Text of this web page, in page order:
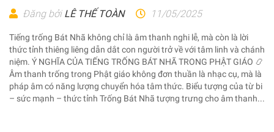
Đăng bởi LÊ THẾ TOÀN 11/05/2025
Tiếng trống Bát Nhã không chỉ là âm thanh nghi lễ, mà còn là lời
thức tỉnh thiêng liêng dẫn dắt con người trở về với tâm linh và chánh
niệm. Ý NGHĨA CỦA TIẾNG TRỐNG BÁT NHÃ TRONG PHẬT GIÁO 📿
Âm thanh trống trong Phật giáo không đơn thuần là nhạc cụ, mà là
pháp âm có năng lượng chuyển hóa tâm thức. Biểu tượng của từ bi
– sức mạnh – thức tỉnh Trống Bát Nhã tượng trưng cho âm thanh...